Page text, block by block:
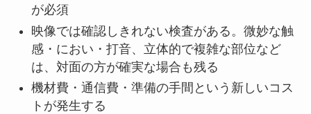
が必須
映像では確認しきれない検査がある。微妙な触
感・におい・打音、立体的で複雑な部位など
は、対面の方が確実な場合も残る
機材費・通信費・準備の手間という新しいコス
トが発生する